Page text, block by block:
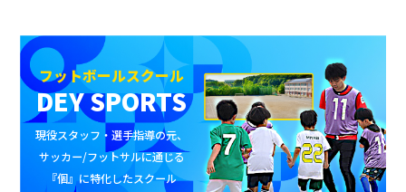
フットボールスクール
DEY SPORTS
現役スタッフ・選手指導の元、
サッカー/フットサルに通じる
『個』に特化したスクール